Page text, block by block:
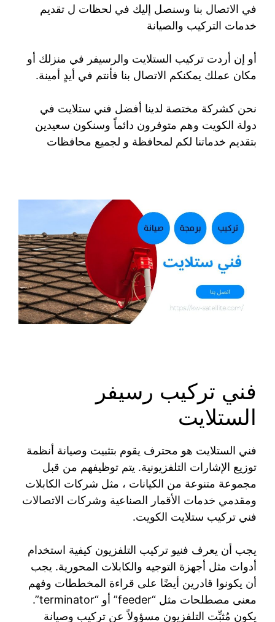
في الاتصال بنا وسنصل إليك في لحظات ل تقديم
خدمات التركيب والصيانة
أو إن أردت تركيب الستلايت والرسيفر في منزلك أو
مكان عملك يمكنكم الاتصال بنا فأنتم في أيدٍ أمينة.
نحن كشركة مختصة لدينا أفضل فني ستلايت في
دولة الكويت وهم متوفرون دائماً وسنكون سعيدين
بتقديم خدماتنا لكم لمحافظة و لجميع محافظات
فني تركيب رسيفر
الستلايت
فني الستلايت هو محترف يقوم بتثبيت وصيانة أنظمة
توزيع الإشارات التلفزيونية. يتم توظيفهم من قبل
مجموعة متنوعة من الكيانات ، مثل شركات الكابلات
ومقدمي خدمات الأقمار الصناعية وشركات الاتصالات
فني تركيب ستلايت الكويت.
يجب أن يعرف فنيو تركيب التلفزيون كيفية استخدام
أدوات مثل أجهزة التوجيه والكابلات المحورية. يجب
أن يكونوا قادرين أيضًا على قراءة المخططات وفهم
معنى مصطلحات مثل “feeder” أو “terminator”.
يكون مُثبِّت التلفزيون مسؤولاً عن تركيب وصيانة